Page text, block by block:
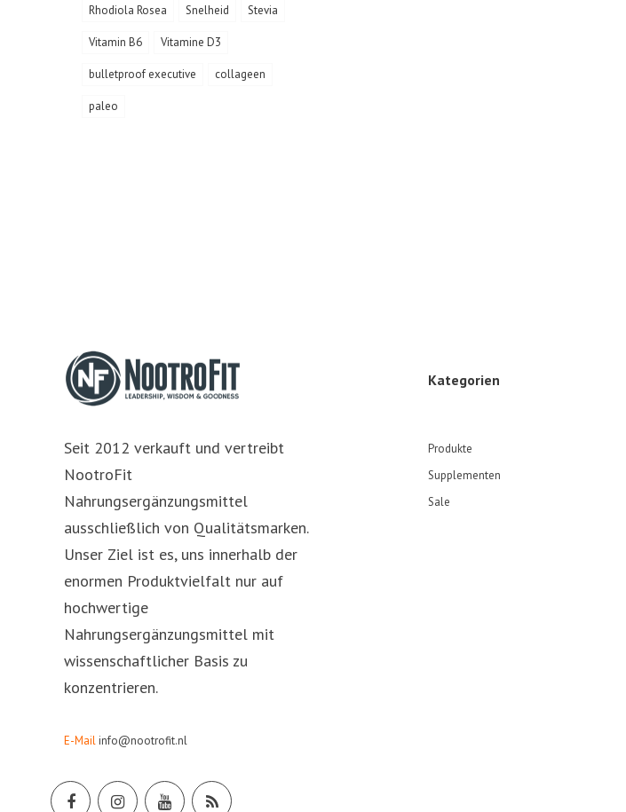
Rhodiola Rosea Snelheid Stevia
Vitamin B6 Vitamine D3
bulletproof executive collageen
paleo
Seit 2012 verkauft und vertreibt
NootroFit
Nahrungsergänzungsmittel
ausschließlich von Qualitätsmarken.
Unser Ziel ist es, uns innerhalb der
enormen Produktvielfalt nur auf
hochwertige
Nahrungsergänzungsmittel mit
wissenschaftlicher Basis zu
konzentrieren.
E-Mailinfo@nootrofit.nl
Kategorien
Produkte
Supplementen
Sale